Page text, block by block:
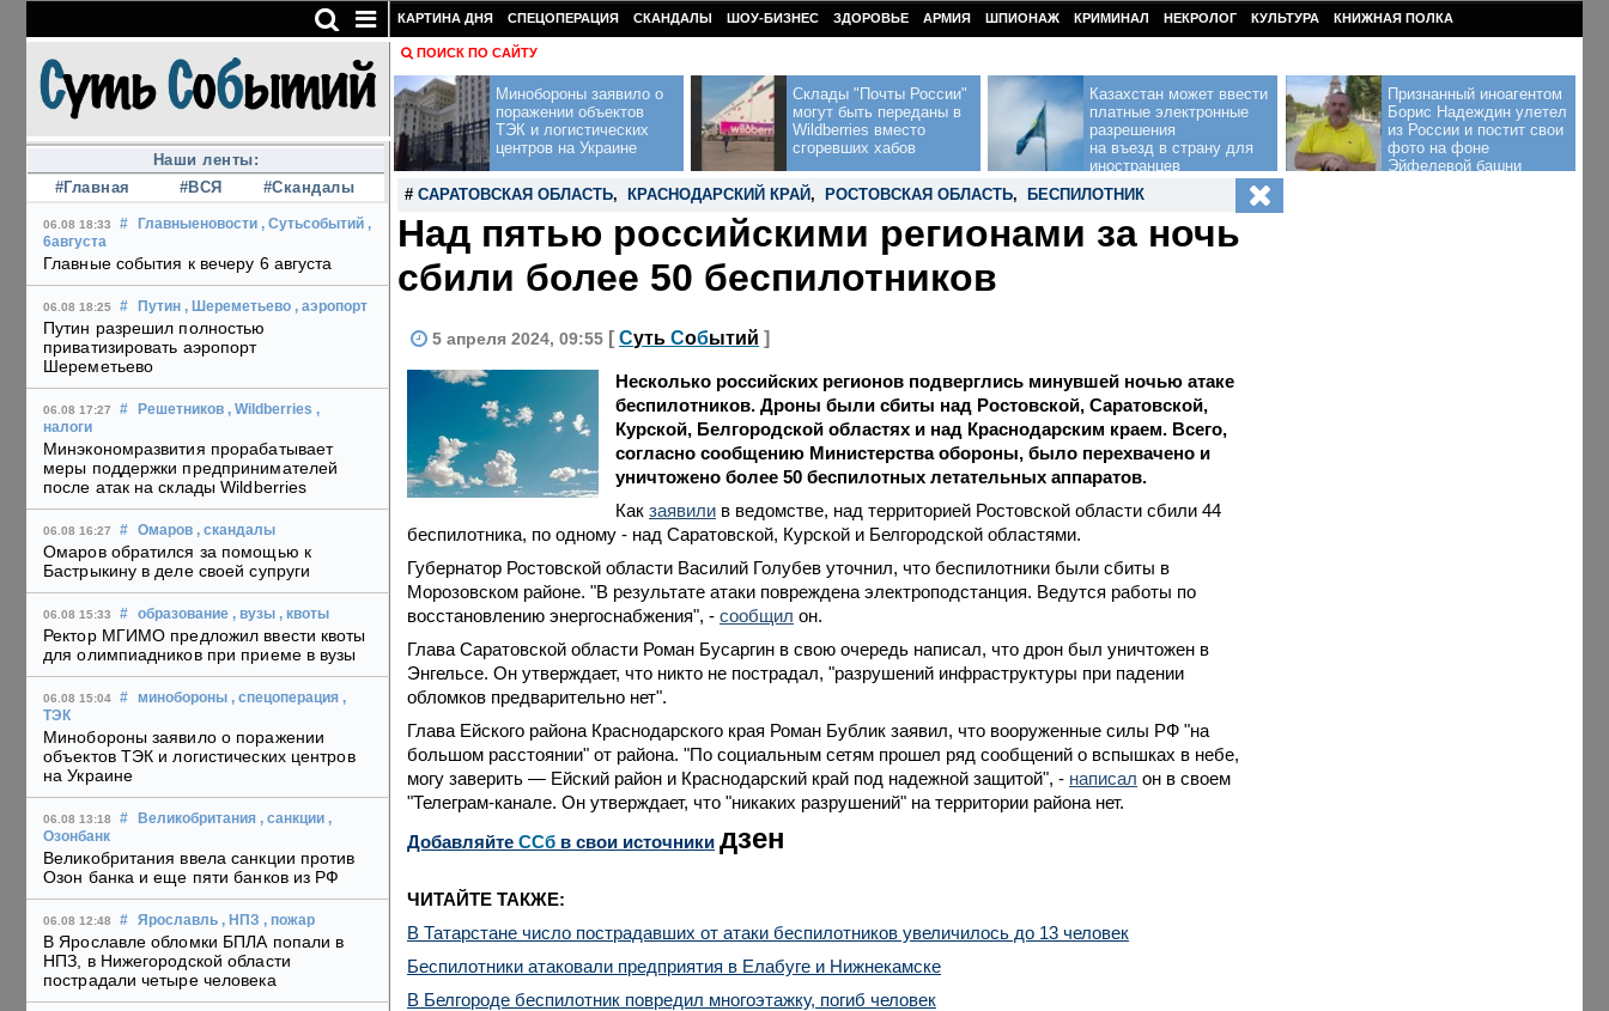
Наши ленты:
#Главная
#ВСЯ #Скандалы
06.08 18:33 # Главныеновости , Сутьсобытий ,
6августа
Главные события к вечеру 6 августа
06.08 18:25 # Путин , Шереметьево , аэропорт
Путин разрешил полностью
приватизировать аэропорт
Шереметьево
06.08 17:27 # Решетников , Wildberries ,
налоги
Минэкономразвития прорабатывает
меры поддержки предпринимателей
после атак на склады Wildberries
06.08 16:27 # Омаров , скандалы
Омаров обратился за помощью к
Бастрыкину в деле своей супруги
06.08 15:33 # образование , вузы , квоты
Ректор МГИМО предложил ввести квоты
для олимпиадников при приеме в вузы
06.08 15:04 # минобороны , спецоперация ,
ТЭК
Минобороны заявило о поражении
объектов ТЭК и логистических центров
на Украине
06.08 13:18 # Великобритания , санкции ,
Озонбанк
Великобритания ввела санкции против
Озон банка и еще пяти банков из РФ
06.08 12:48 # Ярославль , НПЗ , пожар
В Ярославле обломки БПЛА попали в
НПЗ, в Нижегородской области
пострадали четыре человека
КАРТИНА ДНЯ СПЕЦОПЕРАЦИЯ СКАНДАЛЫ ШОУ-БИЗНЕС ЗДОРОВЬЕ АРМИЯ ШПИОНАЖ КРИМИНАЛ НЕКРОЛОГ КУЛЬТУРА КНИЖНАЯ ПОЛКА
ПОИСК ПО САЙТУ
Минобороны заявило о
поражении объектов
ТЭК и логистических
центров на Украине
Склады "Почты России"
могут быть переданы в
Wildberries вместо
сгоревших хабов
Казахстан может ввести
платные электронные
разрешения
на въезд в страну для
иностранцев
Признанный иноагентом
Борис Надеждин улетел
из России и постит свои
фото на фоне
Эйфелевой башни
# САРАТОВСКАЯ ОБЛАСТЬ, КРАСНОДАРСКИЙ КРАЙ , РОСТОВСКАЯ ОБЛАСТЬ, БЕСПИЛОТНИК
Над пятью российскими регионами за ночь
сбили более 50 беспилотников
5 апреля 2024, 09:55 [ Суть Событий ]
Несколько российских регионов подверглись минувшей ночью атаке
беспилотников. Дроны были сбиты над Ростовской, Саратовской,
Курской, Белгородской областях и над Краснодарским краем. Всего,
согласно сообщению Министерства обороны, было перехвачено и
уничтожено более 50 беспилотных летательных аппаратов.
Как заявили в ведомстве, над территорией Ростовской области сбили 44
беспилотника, по одному - над Саратовской, Курской и Белгородской областями.
Губернатор Ростовской области Василий Голубев уточнил, что беспилотники были сбиты в
Морозовском районе. "В результате атаки повреждена электроподстанция. Ведутся работы по
восстановлению энергоснабжения", - сообщил он.
Глава Саратовской области Роман Бусаргин в свою очередь написал, что дрон был уничтожен в
Энгельсе. Он утверждает, что никто не пострадал, "разрушений инфраструктуры при падении
обломков предварительно нет".
Глава Ейского района Краснодарского края Роман Бублик заявил, что вооруженные силы РФ "на
большом расстоянии" от района. "По социальным сетям прошел ряд сообщений о вспышках в небе,
могу заверить — Ейский район и Краснодарский край под надежной защитой", - написал он в своем
"Телеграм-канале. Он утверждает, что "никаких разрушений" на территории района нет.
Добавляйте CСб в свои источники дзен
ЧИТАЙТЕ ТАКЖЕ:
В Татарстане число пострадавших от атаки беспилотников увеличилось до 13 человек
Беспилотники атаковали предприятия в Елабуге и Нижнекамске
В Белгороде беспилотник повредил многоэтажку, погиб человек